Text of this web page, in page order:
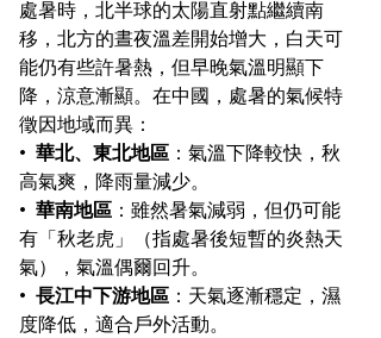
處暑時，北半球的太陽直射點繼續南
移，北方的晝夜溫差開始增大，白天可
能仍有些許暑熱，但早晚氣溫明顯下
降，涼意漸顯。在中國，處暑的氣候特
徵因地域而異：
• 華北、東北地區 ：氣溫下降較快，秋
高氣爽，降雨量減少。
• 華南地區 ：雖然暑氣減弱，但仍可能
有「秋老虎」（指處暑後短暫的炎熱天
氣），氣溫偶爾回升。
• 長江中下游地區 ：天氣逐漸穩定，濕
度降低，適合戶外活動。